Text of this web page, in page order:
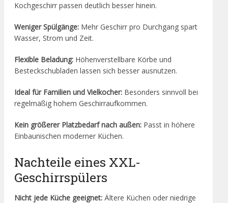
Kochgeschirr passen deutlich besser hinein.
Weniger Spülgänge: Mehr Geschirr pro Durchgang spart
Wasser, Strom und Zeit.
Flexible Beladung: Höhenverstellbare Körbe und
Besteckschubladen lassen sich besser ausnutzen.
Ideal für Familien und Vielkocher: Besonders sinnvoll bei
regelmäßig hohem Geschirraufkommen.
Kein größerer Platzbedarf nach außen: Passt in höhere
Einbaunischen moderner Küchen.
Nachteile eines XXL-
Geschirrspülers
Nicht jede Küche geeignet: Ältere Küchen oder niedrige